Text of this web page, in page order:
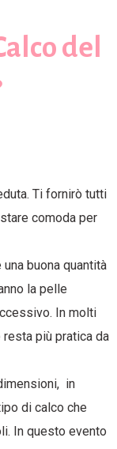
del
Ti fornirò tutti
comoda per
buona quantità
la pelle
In molti
più pratica da
in
di calco che
In questo evento